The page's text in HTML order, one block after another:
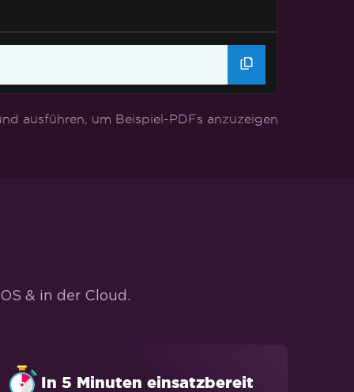
ausführen, um Beispiel-PDFs anzuzeigen
& in der Cloud.
In 5 Minuten einsatzbereit